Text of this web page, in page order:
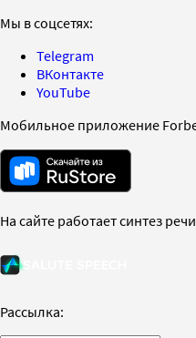
Мы в соцсетях:
Telegram
ВКонтакте
YouTube
Мобильное приложение
На сайте работает синтез речи
Рассылка: